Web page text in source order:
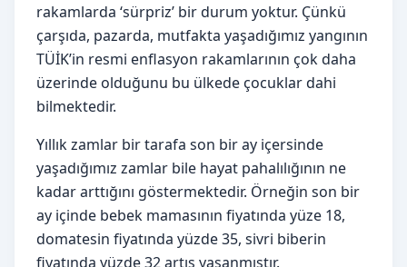
rakamlarda ‘sürpriz’ bir durum yoktur. Çünkü
çarşıda, pazarda, mutfakta yaşadığımız yangının
TÜİK’in resmi enflasyon rakamlarının çok daha
üzerinde olduğunu bu ülkede çocuklar dahi
bilmektedir.
Yıllık zamlar bir tarafa son bir ay içersinde
yaşadığımız zamlar bile hayat pahalılığının ne
kadar arttığını göstermektedir. Örneğin son bir
ay içinde bebek mamasının fiyatında yüze 18,
domatesin fiyatında yüzde 35, sivri biberin
fiyatında yüzde 32 artış yaşanmıştır.